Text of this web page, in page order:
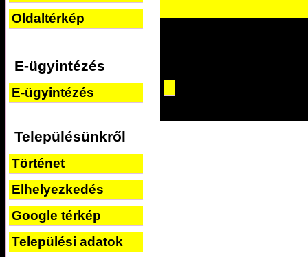
Oldaltérkép
E-ügyintézés
E-ügyintézés
Településünkről
Történet
Elhelyezkedés
Google térkép
Települési adatok